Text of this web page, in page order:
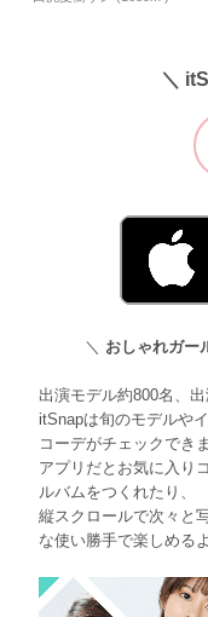
＼
＼ おしゃれガー
出演モデル約800名、
itSnapは旬のモデルや
コーデがチェックでき
アプリだとお気に入り
ルバムをつくれたり、
縦スクロールで次々と
な使い勝手で楽しめる